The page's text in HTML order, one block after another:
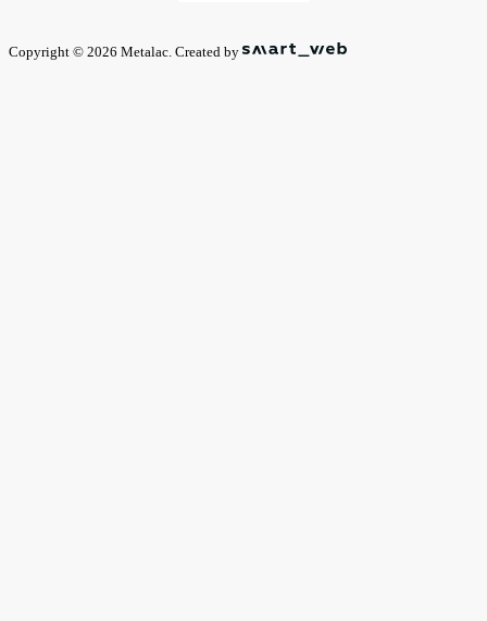
Copyright © 2026 Metalac. Created by